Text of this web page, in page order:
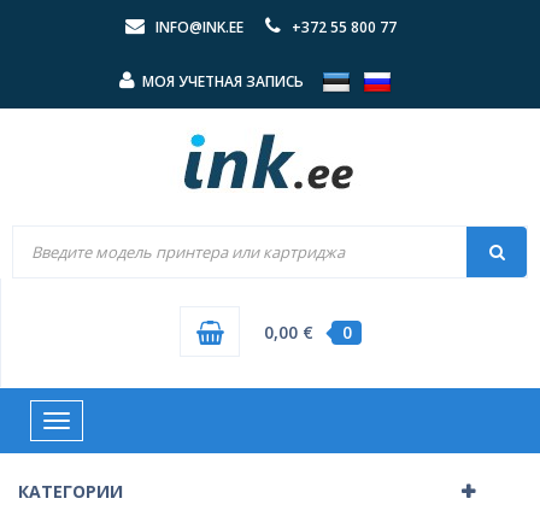
INFO@INK.EE +372 55 800 77
МОЯ УЧЕТНАЯ ЗАПИСЬ
0
0,00 €
Toggle
navigation
КАТЕГОРИИ